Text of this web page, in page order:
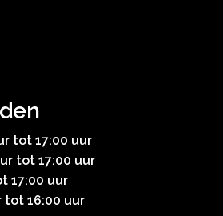
tot 17:00 uur
tot 17:00 uur
17:00 uur
tot 16:00 uur